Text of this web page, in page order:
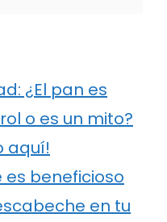
¿El pan es
o es un mito?
aquí!
es beneficioso
en tu